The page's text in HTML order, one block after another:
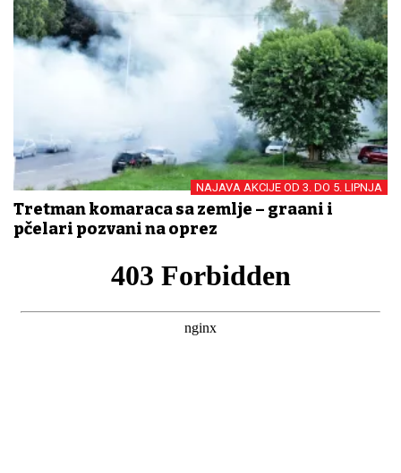
NAJAVA AKCIJE OD 3. DO 5. LIPNJA
Tretman komaraca sa zemlje – građani i
pčelari pozvani na oprez